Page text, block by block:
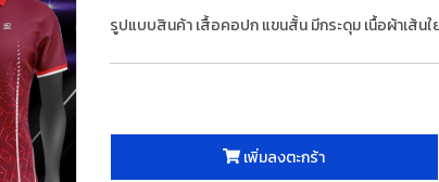
รูปแบบสินค้า เสื้อคอปก แขนสั้น มีกระดุม เนื้อผ้าเส้นใย
เพิ่มลงตะกร้า